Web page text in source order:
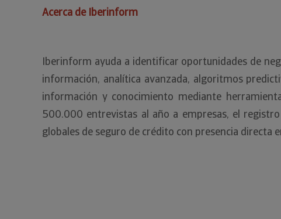
Acerca de Iberinform
Iberinform ayuda a identificar oportunidades de
información, analítica avanzada, algoritmos
información y conocimiento mediante
500.000 entrevistas al año a empresas, el
globales de seguro de crédito con presencia directa